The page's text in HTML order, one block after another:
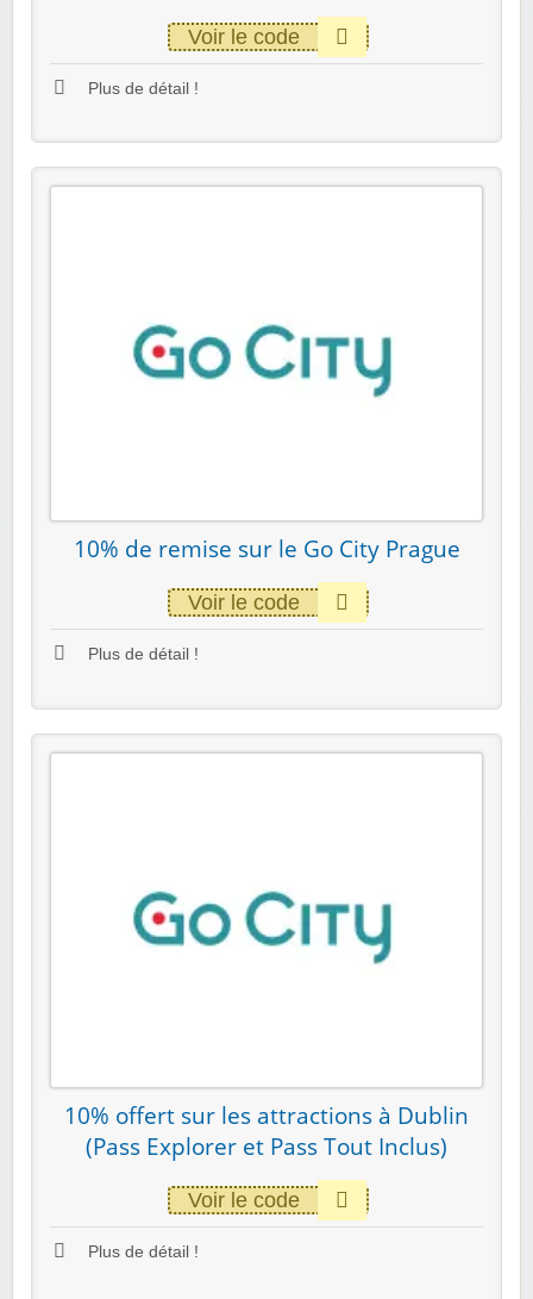
Voir le code
Plus de détail !
10% de remise sur le Go City Prague
Voir le code
Plus de détail !
10% offert sur les attractions à Dublin
(Pass Explorer et Pass Tout Inclus)
Voir le code
Plus de détail !